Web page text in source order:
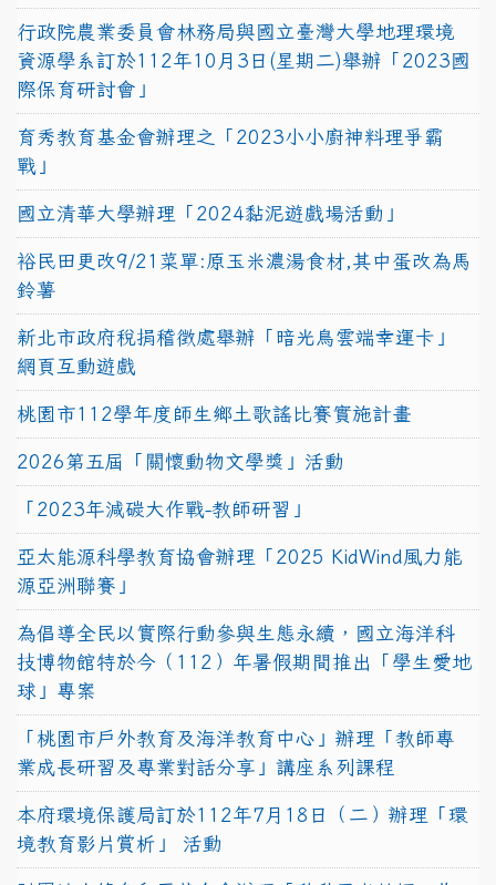
行政院農業委員會林務局與國立臺灣大學地理環境
資源學系訂於112年10月3日(星期二)舉辦「2023國
際保育研討會」
育秀教育基金會辦理之「2023小小廚神料理爭霸
戰」
國立清華大學辦理「2024黏泥遊戲場活動」
裕民田更改9/21菜單:原玉米濃湯食材,其中蛋改為馬
鈴薯
新北市政府稅捐稽徵處舉辦「暗光鳥雲端幸運卡」
網頁互動遊戲
桃園市112學年度師生鄉土歌謠比賽實施計畫
2026第五屆「關懷動物文學獎」活動
「2023年減碳大作戰-教師研習」
亞太能源科學教育協會辦理「2025 KidWind風力能
源亞洲聯賽」
為倡導全民以實際行動參與生態永續，國立海洋科
技博物館特於今（112）年暑假期間推出「學生愛地
球」專案
「桃園市戶外教育及海洋教育中心」辦理「教師專
業成長研習及專業對話分享」講座系列課程
本府環境保護局訂於112年7月18日（二）辦理「環
境教育影片賞析」 活動